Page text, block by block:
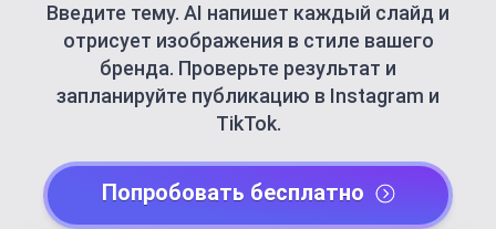
Введите тему. AI напишет каждый слайд и
отрисует изображения в стиле вашего
бренда. Проверьте результат и
запланируйте публикацию в Instagram и
TikTok.
Попробовать бесплатно